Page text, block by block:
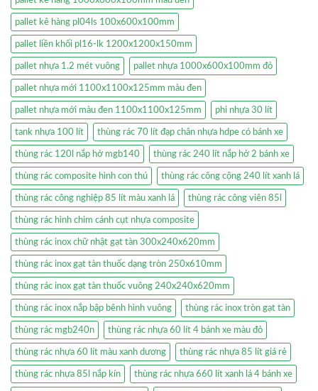
pallet kê hàng pl04ls 100x600x100mm
pallet liền khối pl16-lk 1200x1200x150mm
pallet nhựa 1.2 mét vuông pallet nhựa 1000x600x100mm đỏ
pallet nhựa mới 1100x1100x125mm màu đen
pallet nhựa mới màu đen 1100x1100x125mm phi nhựa 30 lít
tank nhựa 100 lít thùng rác 70 lít đạp chân nhựa hdpe có bánh xe
thùng rác 120l nắp hở mgb140 thùng rác 240 lít nắp hở 2 bánh xe
thùng rác composite hình con thú thùng rác công cộng 240 lít xanh lá
thùng rác công nghiệp 85 lít màu xanh lá thùng rác công viên 85l
thùng rác hình chim cánh cụt nhựa composite
thùng rác inox chữ nhật gạt tàn 300x240x620mm
thùng rác inox gạt tàn thuốc dạng tròn 250x610mm
thùng rác inox gạt tàn thuốc vuông 240x240x620mm
thùng rác inox nắp bập bênh hình vuông thùng rác inox tròn gạt tàn
thùng rác mgb240n thùng rác nhựa 60 lít 4 bánh xe màu đỏ
thùng rác nhựa 60 lít màu xanh dương thùng rác nhựa 85 lít giá rẻ
thùng rác nhựa 85l nắp kín thùng rác nhựa 660 lít xanh lá 4 bánh xe